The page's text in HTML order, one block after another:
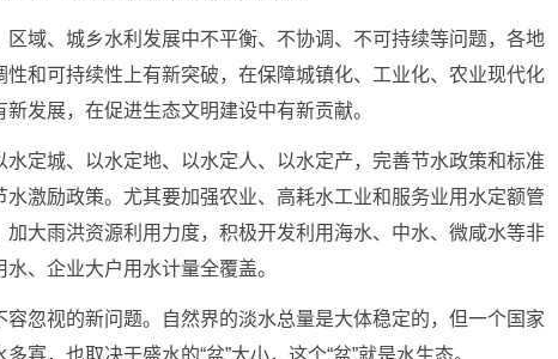
、城乡水利发展中不平衡、不协调、不可持续等问题，各地
和可持续性上有新突破，在保障城镇化、工业化、农业现代化
发展，在促进生态文明建设中有新贡献。
城、以水定地、以水定人、以水定产，完善节水政策和标准
激励政策。尤其要加强农业、高耗水工业和服务业用水定额管
大雨洪资源利用力度，积极开发利用海水、中水、微咸水等非
、企业大户用水计量全覆盖。
视的新问题。自然界的淡水总量是大体稳定的，但一个国家
寡，也取决于盛水的“盆”大小，这个“盆”就是水生态。